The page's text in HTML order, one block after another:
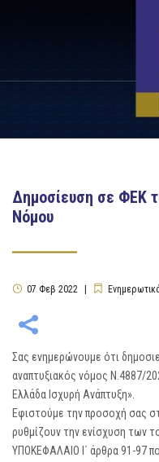
Δημοσίευση σε ΦΕΚ
Νόμου
07 Φεβ 2022
Σας ενημερώνουμε ότι
αναπτυξιακός νόμος Ν.4887/
Ελλάδα Ισχυρή Ανάπτυξη».
Εφιστούμε την προσοχή σας
ρυθμίζουν την ενίσχυση των
ΥΠΟΚΕΦΑΛΑΙΟ Ι΄ άρθρα 91-97